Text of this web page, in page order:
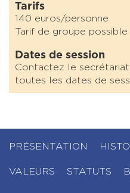
Tarifs
140 euros/personne
Tarif de groupe possible
Dates de session
Contactez le
toutes les dates de
PRÉSENTATION
VALEURS STATUTS